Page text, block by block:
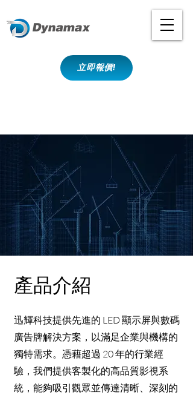
立即報價!
產品介紹
迅輝科技提供先進的 LED 顯示屏與數碼
廣告牌解決方案，以滿足企業與機構的
獨特需求。憑藉超過 20 年的行業經
驗，我們提供客製化的高品質影視系
統，能夠吸引觀眾並傳達清晰、深刻的